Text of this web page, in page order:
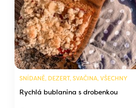
SNÍDANĚ, DEZERT, SVAČINA, VŠECHNY
Rychlá bublanina s drobenkou